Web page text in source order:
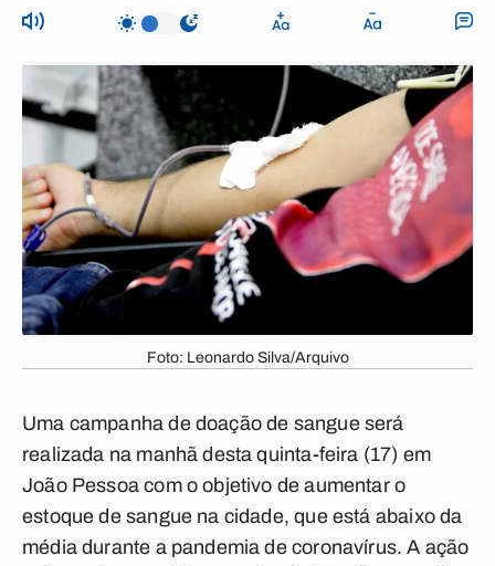
Foto: Leonardo Silva/Arquivo
Uma campanha de doação de sangue será
realizada na manhã desta quinta-feira (17) em
João Pessoa com o objetivo de aumentar o
estoque de sangue na cidade, que está abaixo da
média durante a pandemia de coronavírus. A ação